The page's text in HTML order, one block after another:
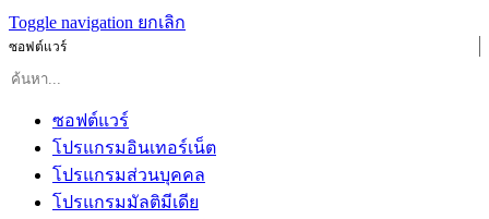
Toggle navigation ยกเลิก
ซอฟต์แวร์
ซอฟต์แวร์
โปรแกรมอินเทอร์เน็ต
โปรแกรมส่วนบุคคล
โปรแกรมมัลติมีเดีย